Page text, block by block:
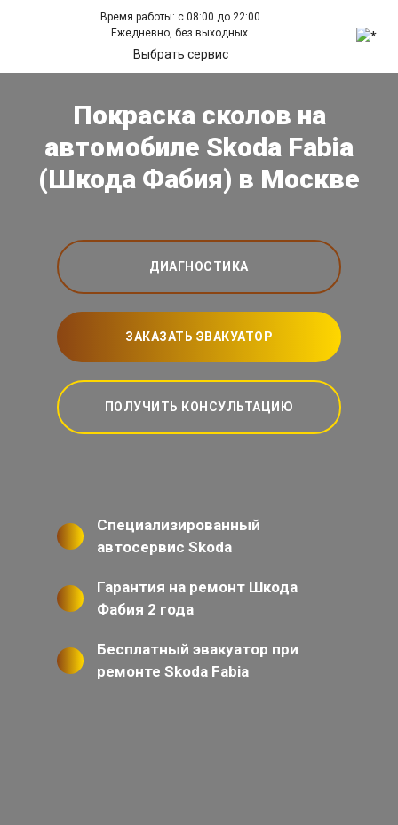
Время работы: с 08:00 до 22:00
Ежедневно, без выходных.
Выбрать сервис
Покраска сколов на
автомобиле Skoda Fabia
(Шкода Фабия) в Москве
ДИАГНОСТИКА
ЗАКАЗАТЬ ЭВАКУАТОР
ПОЛУЧИТЬ КОНСУЛЬТАЦИЮ
Специализированный
автосервис Skoda
Гарантия на ремонт Шкода
Фабия 2 года
Бесплатный эвакуатор при
ремонте Skoda Fabia